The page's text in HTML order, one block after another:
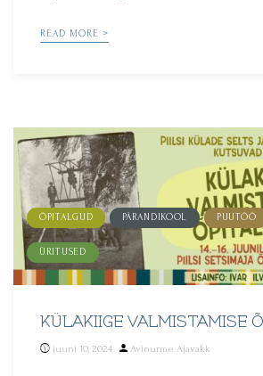
READ MORE >
ÕPITALGUD PÄRANDIKOOL PUUTÖÖ
ÜRITUSED
KÜLAKIIGE VALMISTAMISE
juuni 10, 2024
Posted
Avinurme Ajavakk